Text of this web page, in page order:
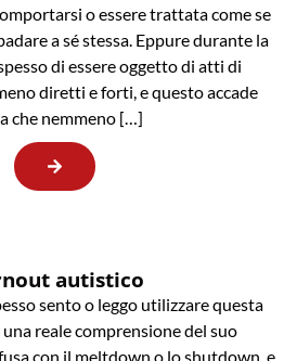
o essere trattata come se
a sé stessa. Eppure durante la
di essere oggetto di atti di
diretti e forti, e questo accade
che nemmeno […]
autistico
sento o leggo utilizzare questa
reale comprensione del suo
con il meltdown o lo shutdown, e